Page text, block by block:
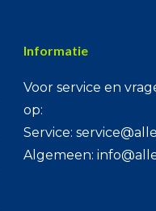
Informatie
Voor service en
op:
Service:
Algemeen: